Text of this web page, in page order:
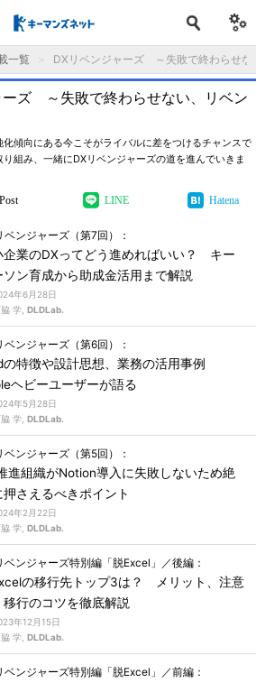
一覧 DXリベンジャーズ ～失敗で終わらせな
ーズ ～失敗で終わらせない、リベン
傾向にある今こそがライバルに差をつけるチャンスで
組み、一緒にDXリベンジャーズの道を進んでいきま
Post LINE Hatena
ベンジャーズ（第7回）：
企業のDXってどう進めればいい？ キー
ソン育成から助成金活用まで解説
年6月28日
学, DLDLab.
ベンジャーズ（第6回）：
の特徴や設計思想、業務の活用事例
ヘビーユーザーが語る
年5月28日
学, DLDLab.
ベンジャーズ（第5回）：
進組織がNotion導入に失敗しないため絶
押さえるべきポイント
年2月22日
学, DLDLab.
ベンジャーズ特別編「脱Excel」／後編：
の移行先トップ3は？ メリット、注意
移行のコツを徹底解説
年12月15日
学, DLDLab.
ベンジャーズ特別編「脱Excel」／前編：